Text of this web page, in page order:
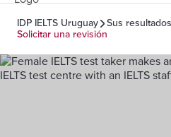
IDP IELTS Uruguay
Sus
Solicitar una revisión